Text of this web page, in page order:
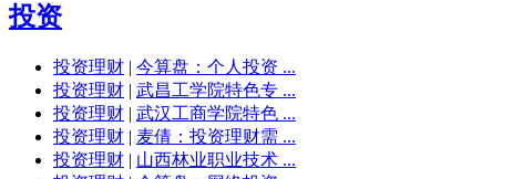
投资
投资理财 | 今算盘：个人投资 ...
投资理财 | 武昌工学院特色专 ...
投资理财 | 武汉工商学院特色 ...
投资理财 | 麦倩：投资理财需 ...
投资理财 | 山西林业职业技术 ...